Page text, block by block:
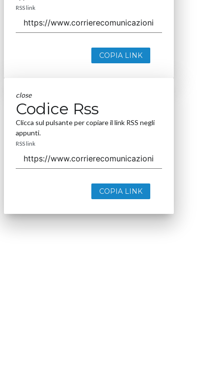
RSS link
COPIA LINK
close
Codice Rss
Clicca sul pulsante per copiare il link RSS negli
appunti.
RSS link
COPIA LINK